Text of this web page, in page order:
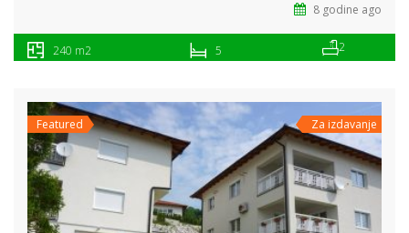
8 godine ago
240 m2 5 2
Featured Za izdavanje